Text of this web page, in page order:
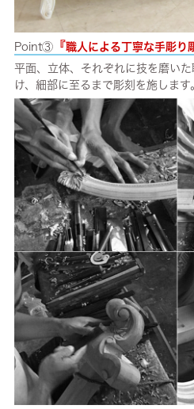
Point③『職人による丁寧な手彫り
平面、立体、それぞれに技を磨い
け、細部に至るまで彫刻を施します